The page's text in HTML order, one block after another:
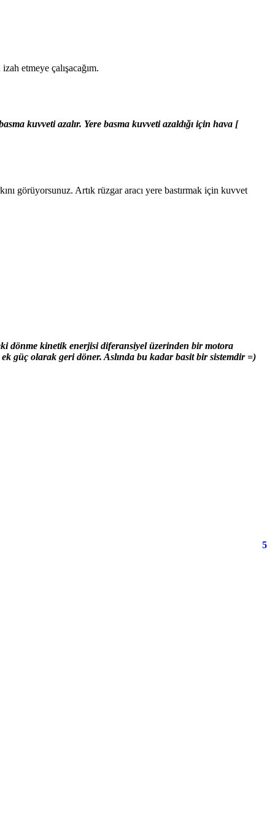
etmeye çalışacağım.
kuvveti azalır. Yere basma kuvveti azaldığı için hava [
görüyorsunuz. Artık rüzgar aracı yere bastırmak için kuvvet
dönme kinetik enerjisi diferansiyel üzerinden bir motora
güç olarak geri döner. Aslında bu kadar basit bir sistemdir =)
5